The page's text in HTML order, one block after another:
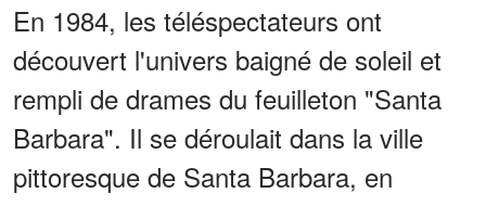
En 1984, les téléspectateurs ont
découvert l'univers baigné de soleil et
rempli de drames du feuilleton "Santa
Barbara". Il se déroulait dans la ville
pittoresque de Santa Barbara, en